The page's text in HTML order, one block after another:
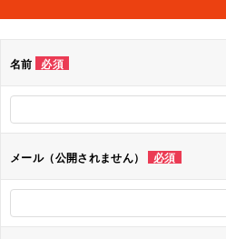
ビ
シ
ョ
ン
名前 必須
メール（公開されません） 必須